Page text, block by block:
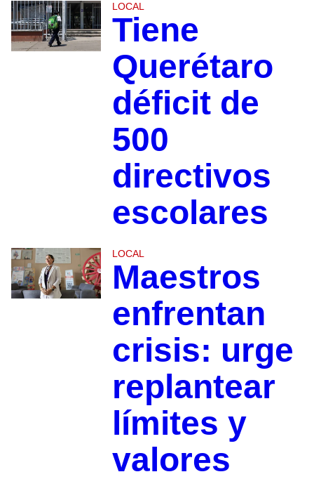
LOCAL
Tiene
Querétaro
déficit de
500
directivos
escolares
LOCAL
Maestros
enfrentan
crisis: urge
replantear
límites y
valores